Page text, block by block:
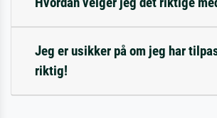
Jeg er usikker på om jeg har
riktig!